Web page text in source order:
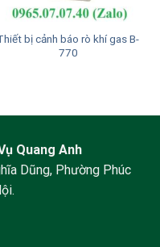
bị cảnh báo rò khí gas B-
770
Quang Anh
Dũng, Phường Phúc